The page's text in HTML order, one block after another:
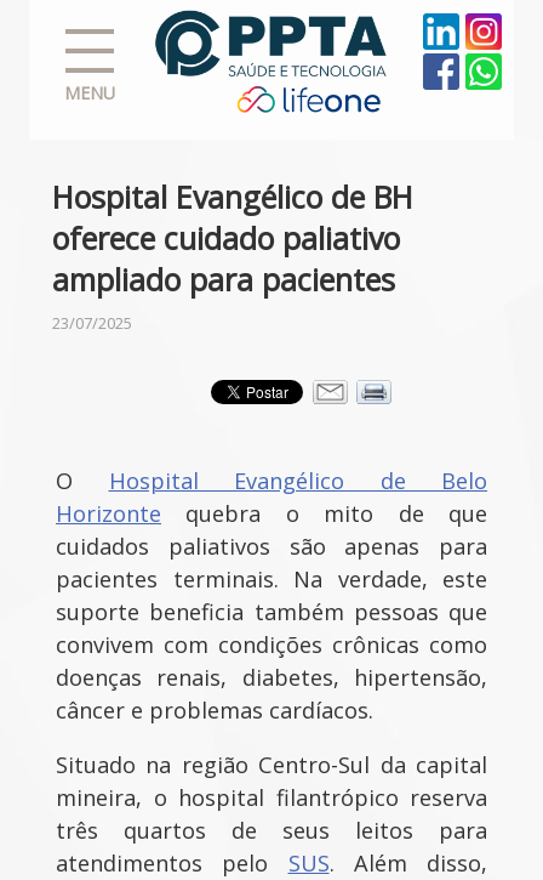
MENU
Hospital Evangélico de BH
oferece cuidado paliativo
ampliado para pacientes
23/07/2025
O
Hospital Evangélico de Belo
Horizonte quebra o mito de que
cuidados paliativos são apenas para
pacientes terminais. Na verdade, este
suporte beneficia também pessoas que
convivem com condições crônicas como
doenças renais, diabetes, hipertensão,
câncer e problemas cardíacos.
Situado na região Centro-Sul da capital
mineira, o hospital filantrópico reserva
três quartos de seus leitos para
atendimentos pelo SUS. Além disso,